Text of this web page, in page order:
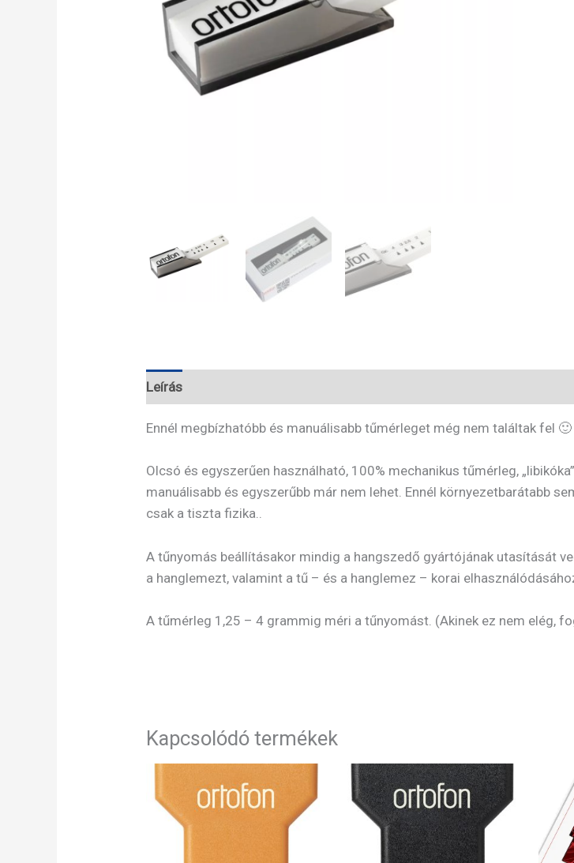
Leírás
Ennél megbízhatóbb és manuálisabb tűmérleget még nem találtak fel 🙂
Olcsó és egyszerűen használható, 100% mechanikus tűmérleg,
manuálisabb és egyszerűbb már nem lehet. Ennél környezetbarátabb
csak a tiszta fizika..
A tűnyomás beállításakor mindig a hangszedő gyártójának utasítását
a hanglemezt, valamint a tű – és a hanglemez – korai
A tűmérleg 1,25 – 4 grammig méri a tűnyomást. (Akinek ez nem elég,
Kapcsolódó termékek